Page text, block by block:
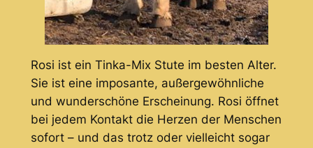
Rosi ist ein Tinka-Mix Stute im besten Alter.
Sie ist eine imposante, außergewöhnliche
und wunderschöne Erscheinung. Rosi öffnet
bei jedem Kontakt die Herzen der Menschen
sofort – und das trotz oder vielleicht sogar